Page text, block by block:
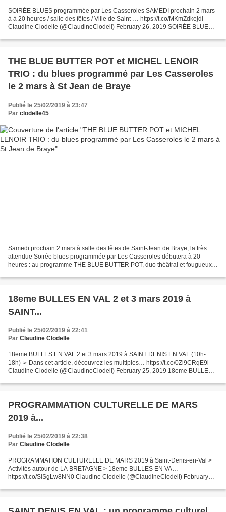
SOIRÉE BLUES programmée par Les Casseroles SAMEDI prochain 2 mars
à à 20 heures / salle des fêtes / Ville de Saint-… https://t.co/MKmZdkejdi
Claudine Clodelle (@ClaudineClodell) February 26, 2019 SOIRÉE BLUES
THE BLUE BUTTER POT et MICHEL LENOIR
TRIO : du blues programmé par Les Casseroles
le 2 mars à St Jean de Braye
Publié le 25/02/2019 à 23:47
Par clodelle45
Samedi prochain 2 mars à salle des fêtes de Saint-Jean de Braye, la très
attendue Soirée blues programmée par Les Casseroles débutera à 20
heures : au programme THE BLUE BUTTER POT, duo théâtral et fougueux
18eme BULLES EN VAL 2 et 3 mars 2019 à
SAINT...
Publié le 25/02/2019 à 22:41
Par Claudine Clodelle
18eme BULLES EN VAL 2 et 3 mars 2019 à SAINT DENIS EN VAL (10h-
18h) ➢ Dans cet article, découvrez les multiples… https://t.co/0Zi9CRqE9i
Claudine Clodelle (@ClaudineClodell) February 25, 2019 18eme BULLES
PROGRAMMATION CULTURELLE DE MARS
2019 à...
Publié le 25/02/2019 à 22:38
Par Claudine Clodelle
PROGRAMMATION CULTURELLE DE MARS 2019 à Saint-Denis-en-Val >
Activités autour de LA BRETAGNE > 18eme BULLES EN VA…
https://t.co/SlSgLw8NN0 Claudine Clodelle (@ClaudineClodell) February
en-Val...